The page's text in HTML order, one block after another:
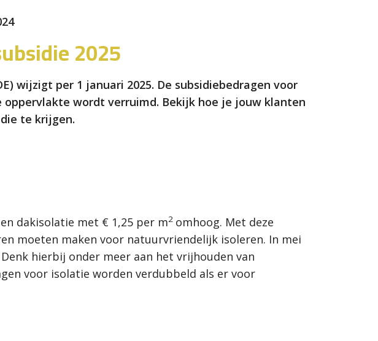
2025
wijzigt per 1 januari 2025. De subsidiebedragen voor
wordt verruimd. Bekijk hoe je jouw klanten
te krijgen.
dakisolatie met € 1,25 per m2 omhoog. Met deze
moeten maken voor natuurvriendelijk isoleren. In mei
hierbij onder meer aan het vrijhouden van
voor isolatie worden verdubbeld als er voor